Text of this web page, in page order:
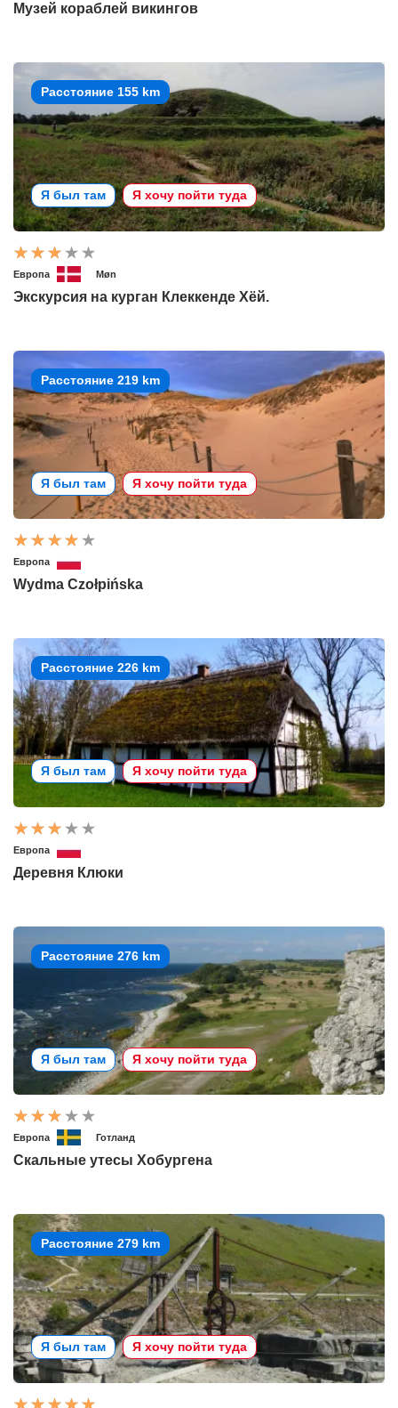
Музей кораблей викингов
Расстояние 155 km
Я был там Я хочу пойти туда
Европа Møn
Экскурсия на курган Клеккенде Хёй.
Расстояние 219 km
Я был там Я хочу пойти туда
Европа
Wydma Czołpińska
Расстояние 226 km
Я был там Я хочу пойти туда
Европа
Деревня Клюки
Расстояние 276 km
Я был там Я хочу пойти туда
Европа Готланд
Скальные утесы Хобургена
Расстояние 279 km
Я был там Я хочу пойти туда